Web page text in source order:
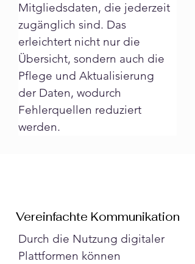
Mitgliedsdaten, die jederzeit
zugänglich sind. Das
erleichtert nicht nur die
Übersicht, sondern auch die
Pflege und Aktualisierung
der Daten, wodurch
Fehlerquellen reduziert
werden.
Vereinfachte Kommunikation
Durch die Nutzung digitaler
Plattformen können